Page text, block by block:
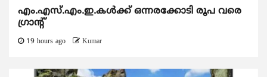
എം.എസ്.എം.ഇ.കൾക്ക് ഒന്നരക്കോടി രൂപ വരെ
ഗ്രാന്റ്
19 hours ago Kumar